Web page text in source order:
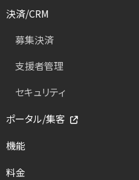
決済/CRM
募集決済
支援者管理
セキュリティ
ポータル/集客
機能
料金